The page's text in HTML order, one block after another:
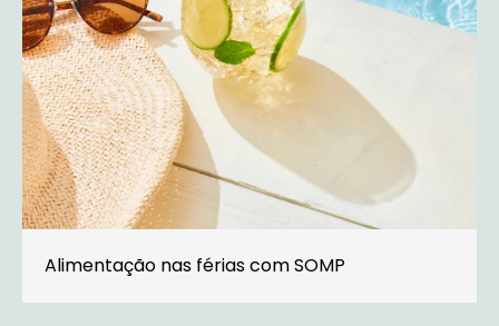
Alimentação nas férias com SOMP